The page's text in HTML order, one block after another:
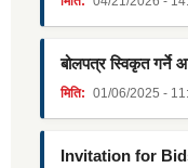
बोलपत्र स्विकृत गर्ने
मिति: 01/06/2025 -
Invitation for